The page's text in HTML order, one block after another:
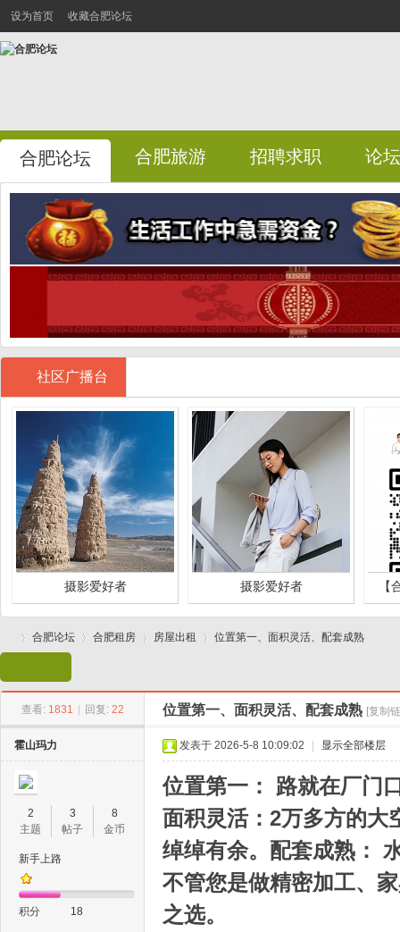
设为首页 收藏合肥论坛
合肥论坛 合肥旅游 招聘求职 论
社区广播台
摄影爱好者 摄影爱好者 【
摄影爱好者
合肥论坛 合肥租房 房屋出租
›
位置第一、面积灵活、配套成熟
查看: 1831 回复: 22 位置第一、面积灵活、配套成熟 [复制
霍山玛力
2
主题
3
帖子
8
金币
新手上路
积分 18
发表于 2026-5-8 10:09:02 显示全部楼层
位置第一： 路就在厂门
面积灵活：2万多方的大
绰绰有余。配套成熟：
不管您是做精密加工、
之选。